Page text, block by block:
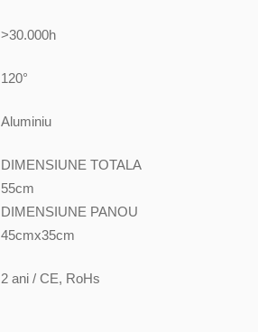
>30.000h
120°
Aluminiu
DIMENSIUNE TOTALA
55cm
DIMENSIUNE PANOU
45cmx35cm
2 ani / CE, RoHs